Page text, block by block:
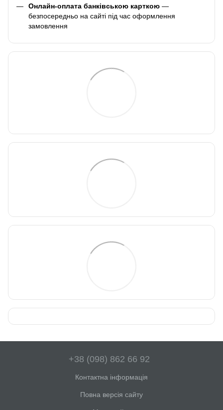
Онлайн-оплата банківською карткою —
безпосередньо на сайті під час оформлення
замовлення
+38 (098) 862 66 92
Контактна інформація
Повна версія сайту